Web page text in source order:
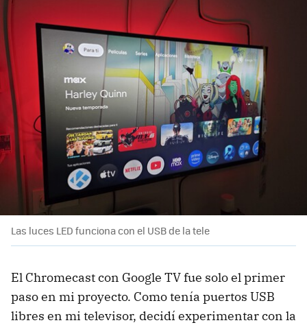
Las luces LED funciona con el USB de la tele
El Chromecast con Google TV fue solo el primer
paso en mi proyecto. Como tenía puertos USB
libres en mi televisor, decidí experimentar con la